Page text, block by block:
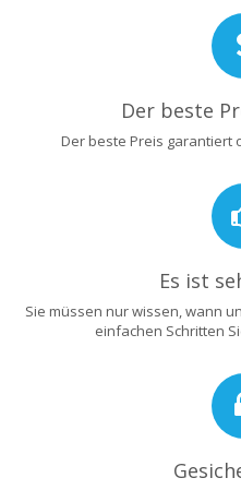
Der beste
Der beste Preis garantiert
Es ist
Sie müssen nur wissen, wann
einfachen Schritten